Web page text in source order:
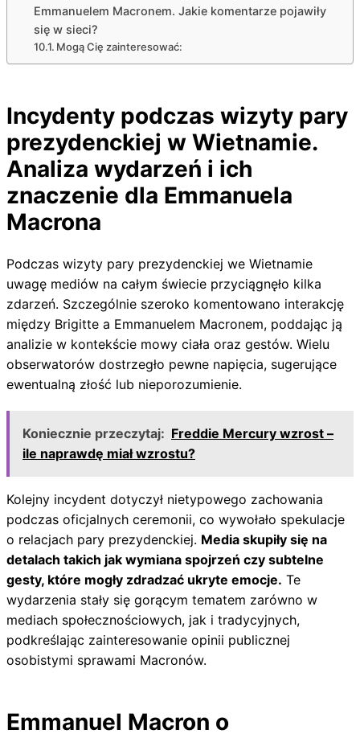
Emmanuelem Macronem. Jakie komentarze pojawiły
się w sieci?
Mogą Cię zainteresować:
Incydenty podczas wizyty pary
prezydenckiej w Wietnamie.
Analiza wydarzeń i ich
znaczenie dla Emmanuela
Macrona
Podczas wizyty pary prezydenckiej we Wietnamie
uwagę mediów na całym świecie przyciągnęło kilka
zdarzeń. Szczególnie szeroko komentowano interakcję
między Brigitte a Emmanuelem Macronem, poddając ją
analizie w kontekście mowy ciała oraz gestów. Wielu
obserwatorów dostrzegło pewne napięcia, sugerujące
ewentualną złość lub nieporozumienie.
Koniecznie przeczytaj: Freddie Mercury wzrost –
ile naprawdę miał wzrostu?
Kolejny incydent dotyczył nietypowego zachowania
podczas oficjalnych ceremonii, co wywołało spekulacje
o relacjach pary prezydenckiej. Media skupiły się na
detalach takich jak wymiana spojrzeń czy subtelne
gesty, które mogły zdradzać ukryte emocje. Te
wydarzenia stały się gorącym tematem zarówno w
mediach społecznościowych, jak i tradycyjnych,
podkreślając zainteresowanie opinii publicznej
osobistymi sprawami Macronów.
Emmanuel Macron o